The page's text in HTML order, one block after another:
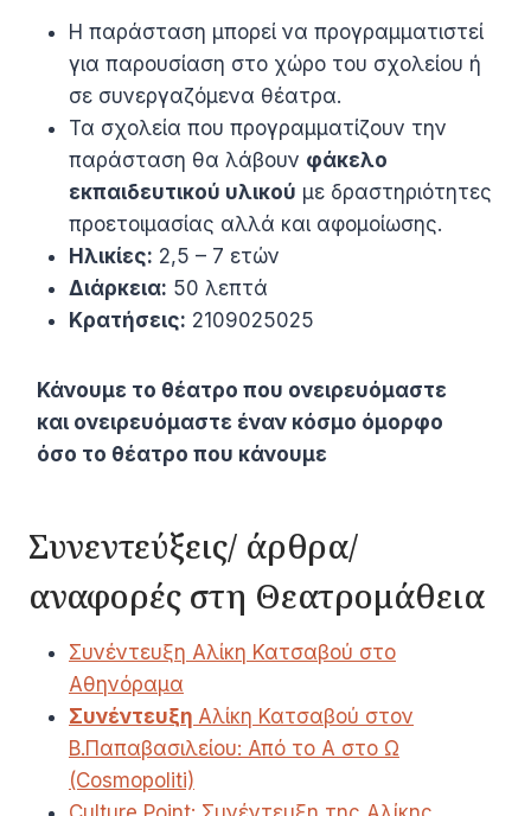
Η παράσταση μπορεί να προγραμματιστεί
για παρουσίαση στο χώρο του σχολείου ή
σε συνεργαζόμενα θέατρα.
Τα σχολεία που προγραμματίζουν την
παράσταση θα λάβουν φάκελο
εκπαιδευτικού υλικού με δραστηριότητες
προετοιμασίας αλλά και αφομοίωσης.
Ηλικίες: 2,5 – 7 ετών
Διάρκεια: 50 λεπτά
Κρατήσεις: 2109025025
Κάνουμε το θέατρο που ονειρευόμαστε
και ονειρευόμαστε έναν κόσμο όμορφο
όσο το θέατρο που κάνουμε
Συνεντεύξεις/ άρθρα/
αναφορές στη Θεατρομάθεια
Συνέντευξη Αλίκη Κατσαβού στο
Αθηνόραμα
Συνέντευξη Αλίκη Κατσαβού στον
Β.Παπαβασιλείου: Από το Α στο Ω
(Cosmopoliti)